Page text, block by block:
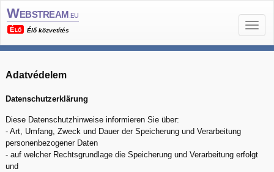
Webstream.eu
Élő Élő közvetítés
Adatvédelem
Datenschutzerklärung
Diese Datenschutzhinweise informieren Sie über:
- Art, Umfang, Zweck und Dauer der Speicherung und Verarbeitung
personenbezogener Daten
- auf welcher Rechtsgrundlage die Speicherung und Verarbeitung erfolgt
und